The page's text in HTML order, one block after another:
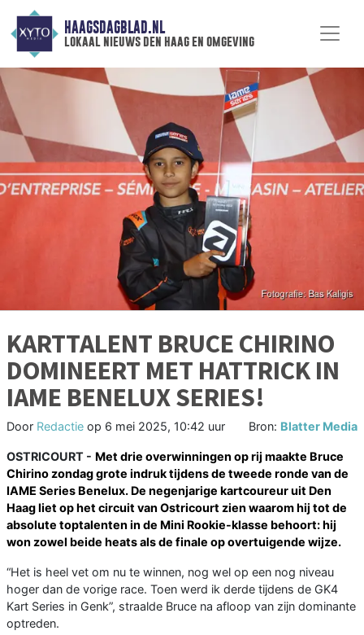
HAAGSDAGBLAD.NL
lokaal nieuws den haag en omgeving
KARTTALENT BRUCE CHIRINO
DOMINEERT MET HATTRICK IN
IAME BENELUX SERIES!
Door Redactie op 6 mei 2025, 10:42 uur Bron: Blatter Media
OSTRICOURT - Met drie overwinningen op rij maakte Bruce
Chirino zondag grote indruk tijdens de tweede ronde van de
IAME Series Benelux. De negenjarige kartcoureur uit Den
Haag liet op het circuit van Ostricourt zien waarom hij tot de
absolute toptalenten in de Mini Rookie-klasse behoort: hij
won zowel beide heats als de finale op overtuigende wijze.
“Het is heel vet om nu te winnen, nog wel op een nog niveau
hoger dan de vorige race. Toen werd ik derde tijdens de GK4
Kart Series in Genk”, straalde Bruce na afloop van zijn dominante
optreden.